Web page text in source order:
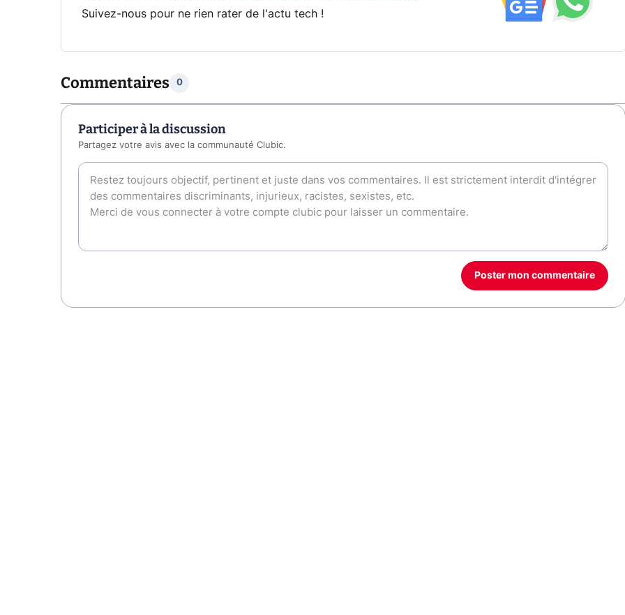
Suivez-nous pour ne rien rater de l'actu tech !
Commentaires 0
Participer à la discussion
Partagez votre avis avec la communauté Clubic.
Poster mon commentaire